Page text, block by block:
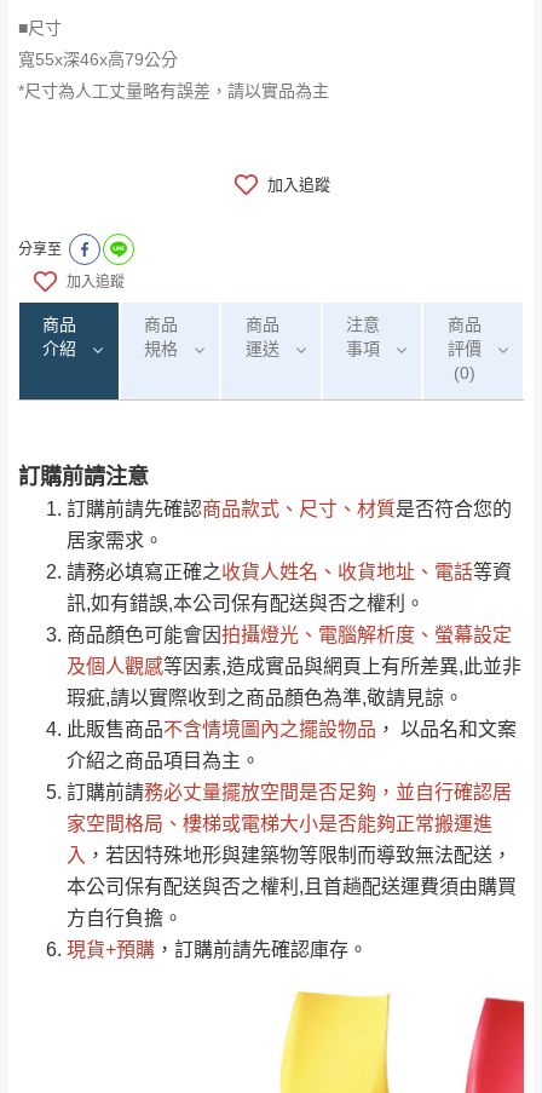
■尺寸
寬55x深46x高79公分
*尺寸為人工丈量略有誤差，請以實品為主
加入追蹤
分享至
加入追蹤
商品
介紹
商品
規格
商品
運送
注意
事項
商品
評價
(0)
訂購前請注意
訂購前請先確認商品款式、尺寸、材質是否符合您的
居家需求。
請務必填寫正確之收貨人姓名、收貨地址、電話等資
訊,如有錯誤,本公司保有配送與否之權利。
商品顏色可能會因拍攝燈光、電腦解析度、螢幕設定
及個人觀感等因素,造成實品與網頁上有所差異,此並非
瑕疵,請以實際收到之商品顏色為準,敬請見諒。
此販售商品不含情境圖內之擺設物品 ， 以品名和文案
介紹之商品項目為主。
訂購前請務必丈量擺放空間是否足夠 ，並自行確認居
家空間格局、 樓梯或電梯大小是否能夠正常搬運進
入 ，若因特殊地形與建築物等限制而導致無法配送，
本公司保有配送與否之權利,且首趟配送運費須由購買
方自行負擔。
現貨+預購 ，訂購前請先確認庫存。
運 費 說 明
運送地區 運送費用
偏遠地區
（請先線上詢問 LINE
→@dershin ）
桃園
免 運
復興鄉
新竹
峨眉鄉、五峰鄉、
橫山、北埔鄉、尖
石鄉、寶山鄉山
區、新埔山區、芎
雙溪、貢寮、烏
注意事項：
由於品項繁多，網頁無法及時更新，如有需
要購買商品，請於出發前來電或到「官方
Line客服」來信確認商品是否有「現貨」與
「金額」。
若商品價格或庫存有異常，商家有權取消訂
單。部分網路商品恕無法更改原設計或客製，敬請
見諒！
接單後二日內(不含例假日)，我們客服會與您
電話聯絡或E-Mail通知確認訂單。
（線上客
服 LINE → @dershin）
下單前先詢問是否現貨 ，若未詢問下單後無
現貨我們客服會再來電或E-Mail與您聯絡
（洽詢方式請搜尋 Line ID →
地區恕無法提供運送 (詳見運送規章)。
0/5 (0)筆
全部 依評論高至低排列
依評論低至高排列 只顯示附上圖片
只顯示附上評論